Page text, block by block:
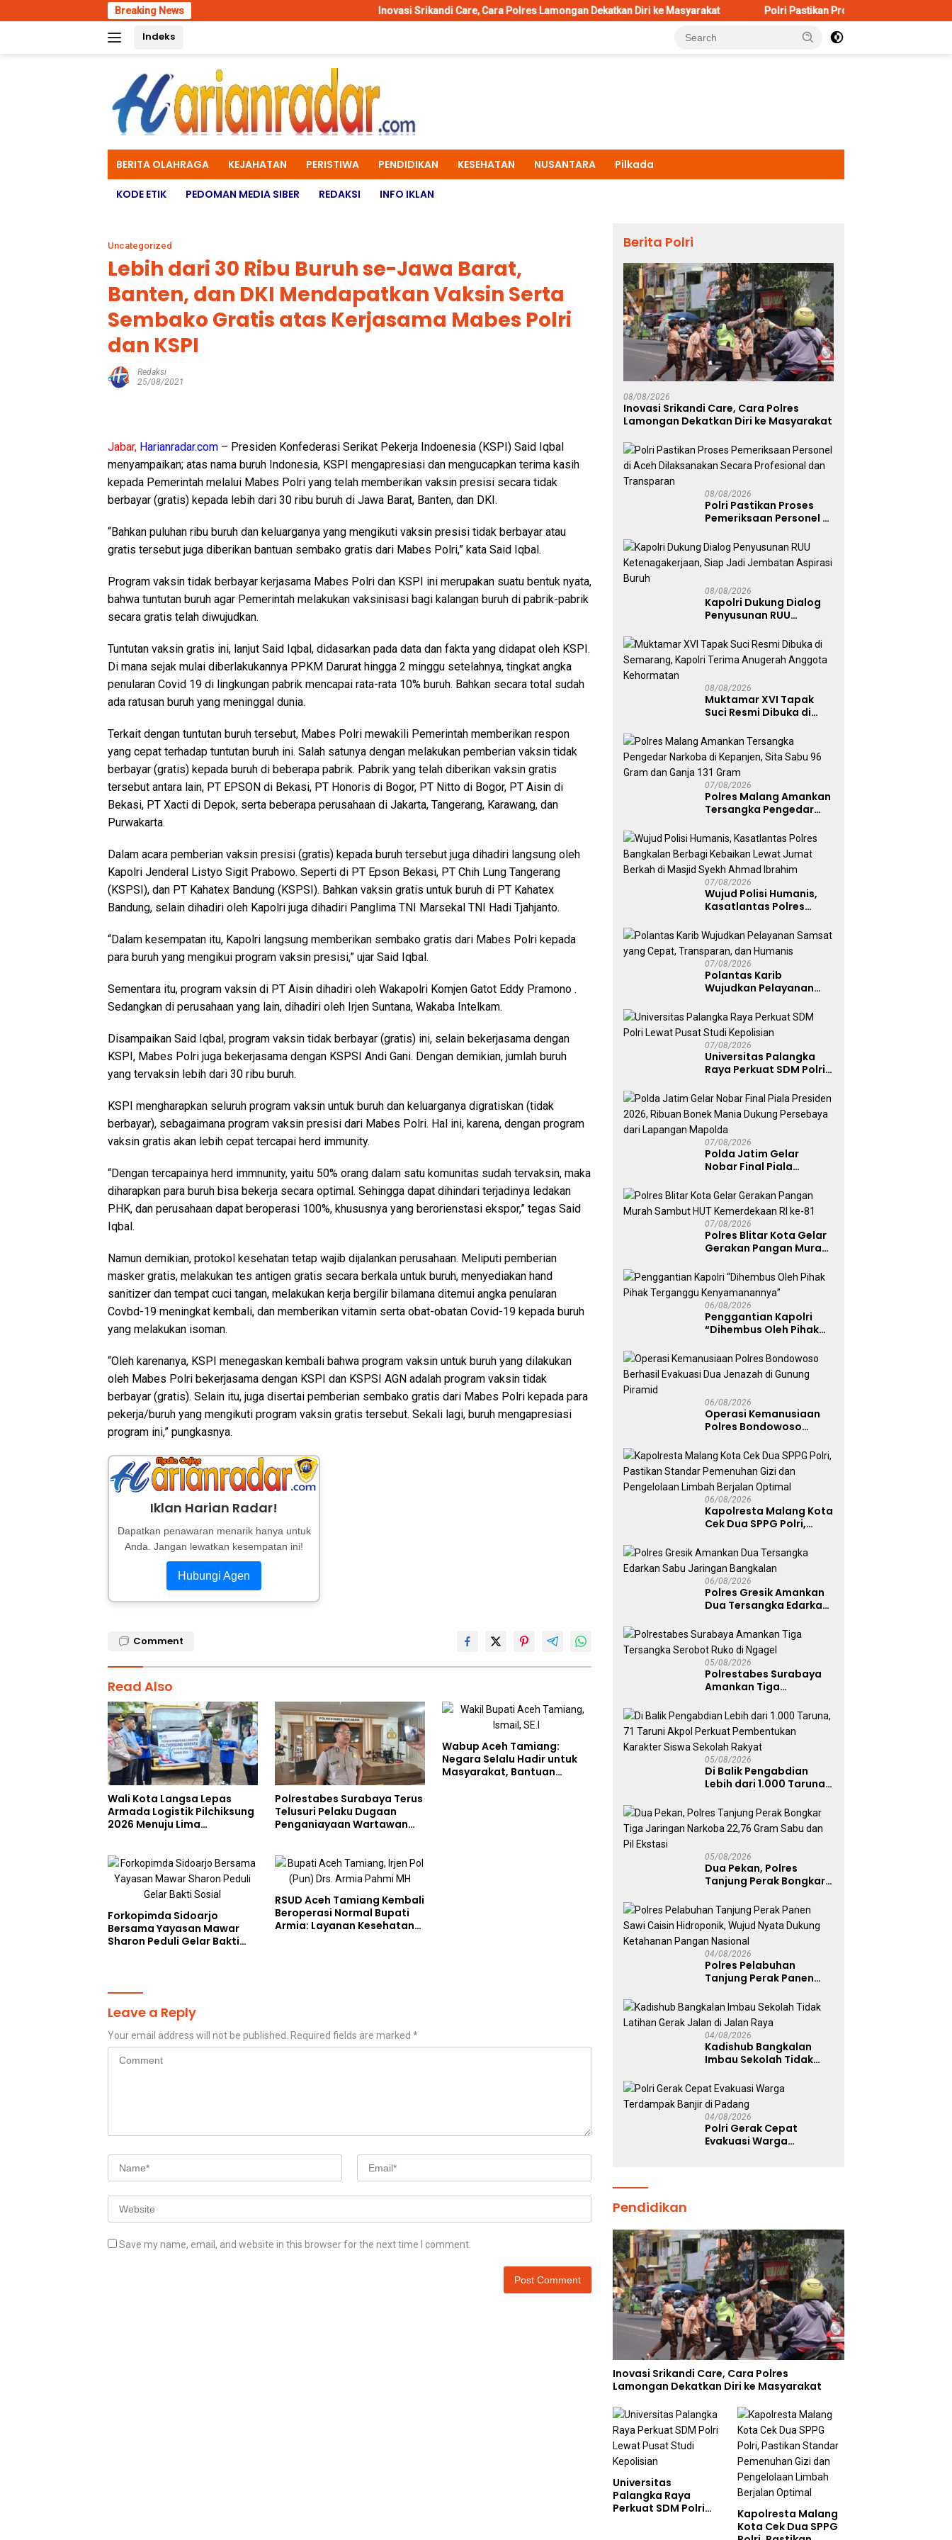
to
Breaking News Inovasi Srikandi Care, Cara Polres Lamongan Dekatkan Diri ke Masyarakat Polri Pastikan Proses Pemeriksaan Personel di Aceh
Indeks
BERITA OLAHRAGA KEJAHATAN PERISTIWA PENDIDIKAN KESEHATAN NUSANTARA Pilkada
KODE ETIK PEDOMAN MEDIA SIBER REDAKSI INFO IKLAN
Uncategorized
Lebih dari 30 Ribu Buruh se-Jawa Barat,
Banten, dan DKI Mendapatkan Vaksin Serta
Sembako Gratis atas Kerjasama Mabes Polri
dan KSPI
Redaksi
25/08/2021
Jabar, Harianradar.com – Presiden Konfederasi Serikat Pekerja Indoenesia (KSPI) Said Iqbal
menyampaikan; atas nama buruh Indonesia, KSPI mengapresiasi dan mengucapkan terima kasih
kepada Pemerintah melalui Mabes Polri yang telah memberikan vaksin presisi secara tidak
berbayar (gratis) kepada lebih dari 30 ribu buruh di Jawa Barat, Banten, dan DKI.
“Bahkan puluhan ribu buruh dan keluarganya yang mengikuti vaksin presisi tidak berbayar atau
gratis tersebut juga diberikan bantuan sembako gratis dari Mabes Polri,” kata Said Iqbal.
Program vaksin tidak berbayar kerjasama Mabes Polri dan KSPI ini merupakan suatu bentuk nyata,
bahwa tuntutan buruh agar Pemerintah melakukan vaksinisasi bagi kalangan buruh di pabrik-pabrik
secara gratis telah diwujudkan.
Tuntutan vaksin gratis ini, lanjut Said Iqbal, didasarkan pada data dan fakta yang didapat oleh KSPI.
Di mana sejak mulai diberlakukannya PPKM Darurat hingga 2 minggu setelahnya, tingkat angka
penularan Covid 19 di lingkungan pabrik mencapai rata-rata 10% buruh. Bahkan secara total sudah
ada ratusan buruh yang meninggal dunia.
Terkait dengan tuntutan buruh tersebut, Mabes Polri mewakili Pemerintah memberikan respon
yang cepat terhadap tuntutan buruh ini. Salah satunya dengan melakukan pemberian vaksin tidak
berbayar (gratis) kepada buruh di beberapa pabrik. Pabrik yang telah diberikan vaksin gratis
tersebut antara lain, PT EPSON di Bekasi, PT Honoris di Bogor, PT Nitto di Bogor, PT Aisin di
Bekasi, PT Xacti di Depok, serta beberapa perusahaan di Jakarta, Tangerang, Karawang, dan
Purwakarta.
Dalam acara pemberian vaksin presisi (gratis) kepada buruh tersebut juga dihadiri langsung oleh
Kapolri Jenderal Listyo Sigit Prabowo. Seperti di PT Epson Bekasi, PT Chih Lung Tangerang
(KSPSI), dan PT Kahatex Bandung (KSPSI). Bahkan vaksin gratis untuk buruh di PT Kahatex
Bandung, selain dihadiri oleh Kapolri juga dihadiri Panglima TNI Marsekal TNI Hadi Tjahjanto.
“Dalam kesempatan itu, Kapolri langsung memberikan sembako gratis dari Mabes Polri kepada
para buruh yang mengikui program vaksin presisi,” ujar Said Iqbal.
Sementara itu, program vaksin di PT Aisin dihadiri oleh Wakapolri Komjen Gatot Eddy Pramono .
Sedangkan di perusahaan yang lain, dihadiri oleh Irjen Suntana, Wakaba Intelkam.
Disampaikan Said Iqbal, program vaksin tidak berbayar (gratis) ini, selain bekerjasama dengan
KSPI, Mabes Polri juga bekerjasama dengan KSPSI Andi Gani. Dengan demikian, jumlah buruh
yang tervaksin lebih dari 30 ribu buruh.
KSPI mengharapkan seluruh program vaksin untuk buruh dan keluarganya digratiskan (tidak
berbayar), sebagaimana program vaksin presisi dari Mabes Polri. Hal ini, karena, dengan program
vaksin gratis akan lebih cepat tercapai herd immunity.
“Dengan tercapainya herd immnunity, yaitu 50% orang dalam satu komunitas sudah tervaksin, maka
diharapkan para buruh bisa bekerja secara optimal. Sehingga dapat dihindari terjadinya ledakan
PHK, dan perusahaan dapat beroperasi 100%, khususnya yang berorienstasi ekspor,” tegas Said
Iqbal.
Namun demikian, protokol kesehatan tetap wajib dijalankan perusahaan. Meliputi pemberian
masker gratis, melakukan tes antigen gratis secara berkala untuk buruh, menyediakan hand
sanitizer dan tempat cuci tangan, melakukan kerja bergilir bilamana ditemui angka penularan
Covbd-19 meningkat kembali, dan memberikan vitamin serta obat-obatan Covid-19 kepada buruh
yang melakukan isoman.
“Oleh karenanya, KSPI menegaskan kembali bahwa program vaksin untuk buruh yang dilakukan
oleh Mabes Polri bekerjasama dengan KSPI dan KSPSI AGN adalah program vaksin tidak
berbayar (gratis). Selain itu, juga disertai pemberian sembako gratis dari Mabes Polri kepada para
pekerja/buruh yang mengikuti program vaksin gratis tersebut. Sekali lagi, buruh mengapresiasi
program ini,” pungkasnya.
Iklan Harian Radar!
Dapatkan penawaran menarik hanya untuk
Anda. Jangan lewatkan kesempatan ini!
Hubungi Agen
Comment
Read Also
Wali Kota Langsa Lepas
Armada Logistik Pilchiksung
2026 Menuju Lima
Polrestabes Surabaya Terus
Telusuri Pelaku Dugaan
Penganiayaan Wartawan
Wabup Aceh Tamiang:
Negara Selalu Hadir untuk
Masyarakat, Bantuan
Forkopimda Sidoarjo
Bersama Yayasan Mawar
Sharon Peduli Gelar Bakti
RSUD Aceh Tamiang Kembali
Beroperasi Normal Bupati
Armia: Layanan Kesehatan
Leave a Reply
Your email address will not be published. Required fields are marked *
Save my name, email, and website in this browser for the next time I comment.
Berita Polri
08/08/2026
Inovasi Srikandi Care, Cara Polres
Lamongan Dekatkan Diri ke Masyarakat
08/08/2026
Polri Pastikan Proses
Pemeriksaan Personel di
Secara Profesional dan
Transparan
08/08/2026
Kapolri Dukung Dialog
Penyusunan RUU
Jadi Jembatan Aspirasi
Buruh
08/08/2026
Muktamar XVI Tapak
Suci Resmi Dibuka di
Terima Anugerah
Anggota Kehormatan
07/08/2026
Polres Malang Amankan
Tersangka Pengedar
Sita Sabu 96 Gram dan
Ganja 131 Gram
07/08/2026
Wujud Polisi Humanis,
Kasatlantas Polres
Kebaikan Lewat Jumat
Berkah di Masjid Syekh
Ahmad Ibrahim
07/08/2026
Polantas Karib
Wujudkan Pelayanan
Transparan, dan
Humanis
07/08/2026
Universitas Palangka
Raya Perkuat SDM Polri
Kepolisian
07/08/2026
Polda Jatim Gelar
Nobar Final Piala
Bonek Mania Dukung
Persebaya dari
Lapangan Mapolda
07/08/2026
Polres Blitar Kota Gelar
Gerakan Pangan Murah
Kemerdekaan RI ke-81
06/08/2026
Penggantian Kapolri
“Dihembus Oleh Pihak
Kenyamanannya”
06/08/2026
Operasi Kemanusiaan
Polres Bondowoso
Jenazah di Gunung
Piramid
06/08/2026
Kapolresta Malang Kota
Cek Dua SPPG Polri,
Pemenuhan Gizi dan
Pengelolaan Limbah
Berjalan Optimal
06/08/2026
Polres Gresik Amankan
Dua Tersangka Edarkan
Bangkalan
05/08/2026
Polrestabes Surabaya
Amankan Tiga
Ruko di Ngagel
05/08/2026
Di Balik Pengabdian
Lebih dari 1.000 Taruna,
Pembentukan Karakter
Siswa Sekolah Rakyat
05/08/2026
Dua Pekan, Polres
Tanjung Perak Bongkar
22,76 Gram Sabu dan Pil
Ekstasi
04/08/2026
Polres Pelabuhan
Tanjung Perak Panen
Wujud Nyata Dukung
Ketahanan Pangan
Nasional
04/08/2026
Kadishub Bangkalan
Imbau Sekolah Tidak
Jalan Raya
04/08/2026
Polri Gerak Cepat
Evakuasi Warga
Pendidikan
Inovasi Srikandi Care, Cara Polres
Lamongan Dekatkan Diri ke Masyarakat
Universitas
Palangka Raya
Perkuat SDM Polri
Kapolresta Malang
Kota Cek Dua SPPG